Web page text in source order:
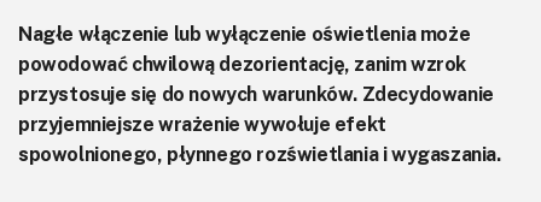
Nagłe włączenie lub wyłączenie oświetlenia może
powodować chwilową dezorientację, zanim wzrok
przystosuje się do nowych warunków. Zdecydowanie
przyjemniejsze wrażenie wywołuje efekt
spowolnionego, płynnego rozświetlania i wygaszania.